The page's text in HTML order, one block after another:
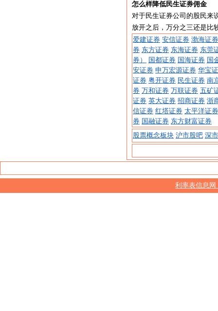
怎么样降低民生证券佣金
对于民生证券公司的股民来
放开之后，万分之三还是比
爱建证券 安信证券 渤海证券
券 东方证券 东海证券 东莞
券）
国都证券 国海证券 国
安证券 申万宏源证券 华宝
证券 粤开证券 民生证券 南
券 万和证券 万联证券 五矿
证券 英大证券 招商证券 浙
信证券 红塔证券 太平洋证券
券 国融证券 东方财富证券
股票概念板块 沪市股吧 深
利率表信息网